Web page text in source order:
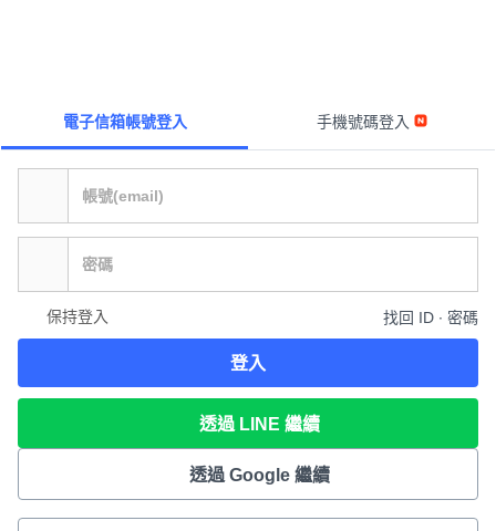
電子信箱帳號登入 手機號碼登入
保持登入 找回 ID ∙ 密碼
登入
透過 LINE 繼續
透過 Google 繼續